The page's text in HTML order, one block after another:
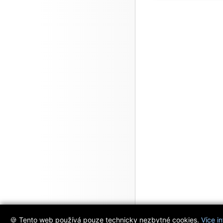
🍪 Tento web používá pouze technicky nezbytné cookies. Více